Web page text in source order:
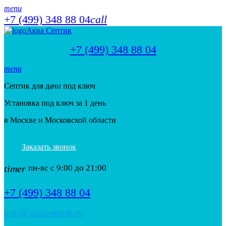
menu
+7 (499) 348 88 04call
Аква Септик
+7 (499) 348 88 04
menu
Септик для дачи под ключ
Установка под ключ за 1 день
в Москве и Московской области
Заказать звонок
timer пн-вс с 9:00 до 21:00
+7 (499) 348 88 04
info@aqua-septik.ru